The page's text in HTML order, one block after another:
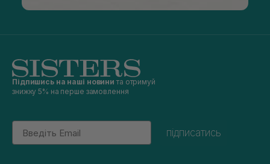
Підпишись на наші новини та отримуй
знижку 5% на перше замовлення
Email
підписатись